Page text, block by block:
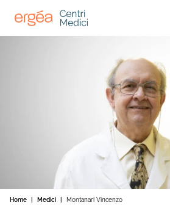
Home Medici Montanari Vincenzo